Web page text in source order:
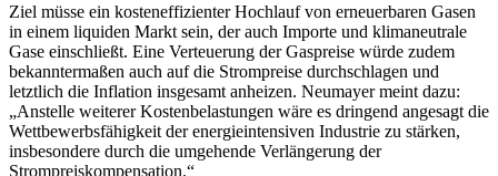
Ziel müsse ein kosteneffizienter Hochlauf von erneuerbaren Gasen
in einem liquiden Markt sein, der auch Importe und klimaneutrale
Gase einschließt. Eine Verteuerung der Gaspreise würde zudem
bekanntermaßen auch auf die Strompreise durchschlagen und
letztlich die Inflation insgesamt anheizen. Neumayer meint dazu:
„Anstelle weiterer Kostenbelastungen wäre es dringend angesagt die
Wettbewerbsfähigkeit der energieintensiven Industrie zu stärken,
insbesondere durch die umgehende Verlängerung der
Strompreiskompensation.“